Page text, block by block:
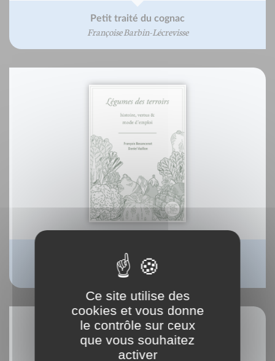
Petit traité du cognac
Françoise Barbin-Lécrevisse
Légumes des terroirs
François Besancenot Daniel Vuillon
Ce site utilise des
cookies et vous donne
le contrôle sur ceux
que vous souhaitez
activer